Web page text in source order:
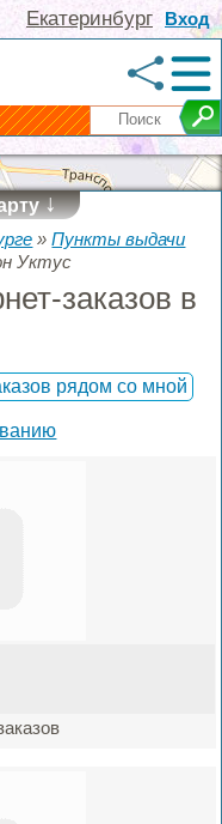
Вход
Екатеринбург
↓
»Пункты выдачи
Уктус
заказов в
рядом со мной